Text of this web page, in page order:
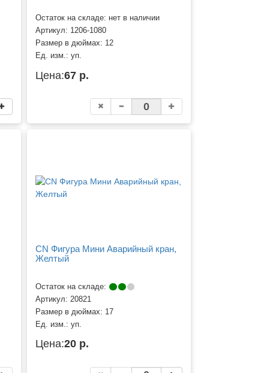
Остаток на складе: нет в наличии
Артикул: 1206-1080
Размер в дюймах: 12
Ед. изм.:уп.
Цена:67 р.
CN Фигура Мини Аварийный кран,
Желтый
Остаток на складе:
Артикул: 20821
Размер в дюймах: 17
Ед. изм.:уп.
Цена:20 р.